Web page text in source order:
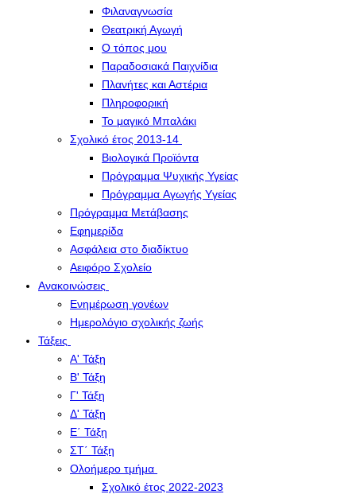
Φιλαναγνωσία
Θεατρική Αγωγή
Ο τόπος μου
Παραδοσιακά Παιχνίδια
Πλανήτες και Αστέρια
Πληροφορική
Το μαγικό Μπαλάκι
Σχολικό έτος 2013-14
Βιολογικά Προϊόντα
Πρόγραμμα Ψυχικής Υγείας
Πρόγραμμα Aγωγής Yγείας
Πρόγραμμα Μετάβασης
Εφημερίδα
Ασφάλεια στο διαδίκτυο
Αειφόρο Σχολείο
Ανακοινώσεις
Ενημέρωση γονέων
Ημερολόγιο σχολικής ζωής
Τάξεις
Α' Τάξη
Β' Τάξη
Γ' Τάξη
Δ' Τάξη
Ε΄ Τάξη
ΣΤ΄ Τάξη
Ολοήμερο τμήμα
Σχολικό έτος 2022-2023